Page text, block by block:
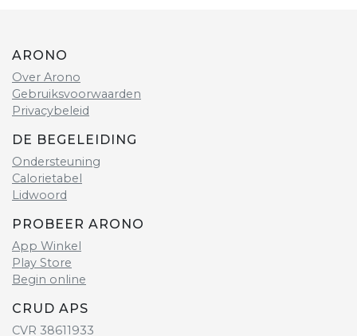
ARONO
Over Arono
Gebruiksvoorwaarden
Privacybeleid
DE BEGELEIDING
Ondersteuning
Calorietabel
Lidwoord
PROBEER ARONO
App Winkel
Play Store
Begin online
CRUD APS
CVR 38611933